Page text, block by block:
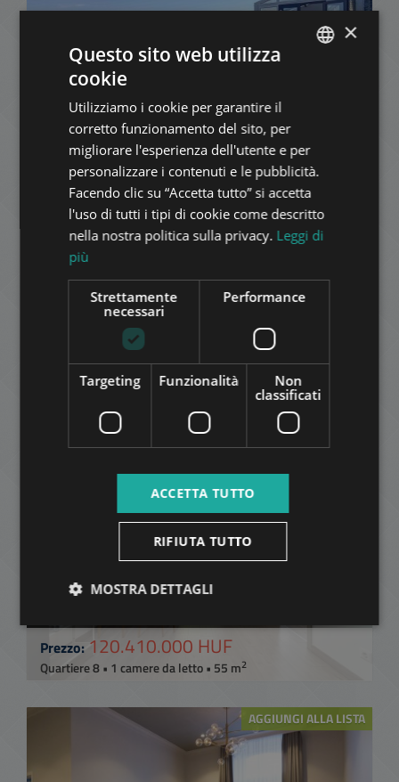
FULL PANORAMIC VIEW WITH BIGGER ROOF
TERACE
Prezzo:219.000.000 HUF
Quartiere 12 • 3 camere da letto • 117 m2
AGGIUNGI ALLA LISTA
HERCEGPRÍMÁS UTCA
Prezzo:231.000.000 HUF
AGGIUNGI ALLA LISTA
CORVIN MODERN 1 BED WITH TERRACE AND
Prezzo: 120.410.000 HUF
Quartiere 8 • 1 camere da letto • 55 m2
AGGIUNGI ALLA LISTA
FRENCH
ITALIAN
SPANISH
ARABIC
×
Questo sito web utilizza
cookie
Utilizziamo i cookie per garantire il
corretto funzionamento del sito, per
migliorare l'esperienza dell'utente e per
personalizzare i contenuti e le pubblicità.
Facendo clic su “Accetta tutto” si accetta
l'uso di tutti i tipi di cookie come descritto
nella nostra politica sulla privacy. Leggi di
più
Strettamente
necessari
Performance
Targeting Funzionalità
Non
classificati
ACCETTA TUTTO
RIFIUTA TUTTO
MOSTRA DETTAGLI